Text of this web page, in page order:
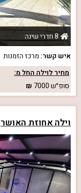
8 חדרי שינה
איש קשר: מרכז הזמנות
מחיר לוילה החל מ:
סופ״ש7000
וילה אחוזת האושר